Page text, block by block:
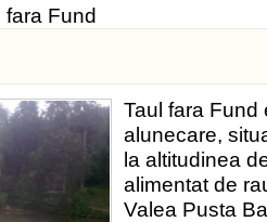
fara Fund
Taul fara Fund
alunecare,
la altitudinea
alimentat de
Valea Pusta